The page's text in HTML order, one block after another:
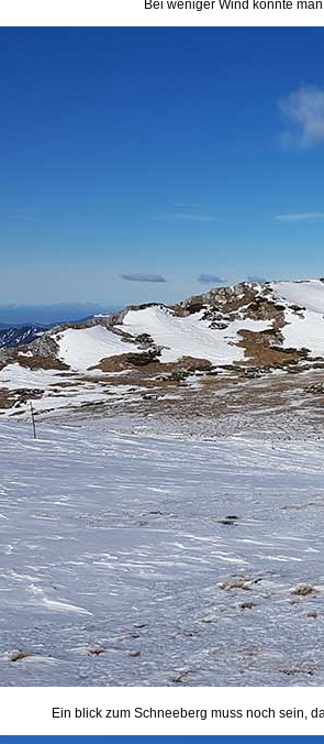
Bei weniger Wind könnte
Ein blick zum Schneeberg muss noch sein,